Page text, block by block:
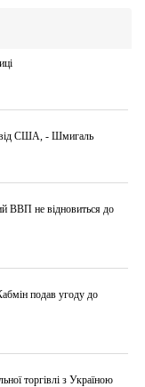
від США, - Шмигаль
ВВП не відновиться до
подав угоду до
торгівлі з Україною